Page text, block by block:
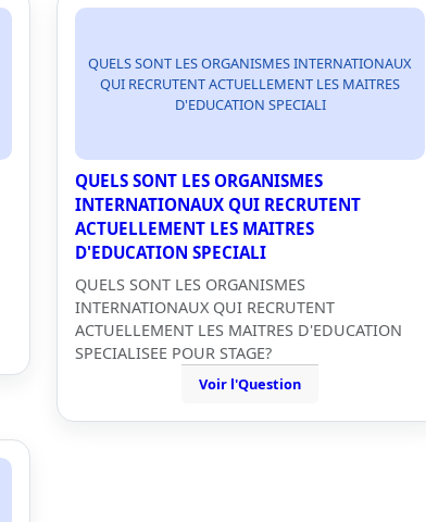
QUELS SONT LES ORGANISMES INTERNATIONAUX
QUI RECRUTENT ACTUELLEMENT LES MAITRES
D'EDUCATION SPECIALI
QUELS SONT LES ORGANISMES
INTERNATIONAUX QUI RECRUTENT
ACTUELLEMENT LES MAITRES
D'EDUCATION SPECIALI
QUELS SONT LES ORGANISMES
INTERNATIONAUX QUI RECRUTENT
ACTUELLEMENT LES MAITRES D'EDUCATION
SPECIALISEE POUR STAGE?
Voir l'Question